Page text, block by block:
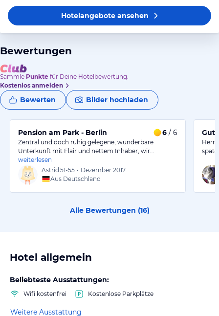
Hotelangeboteansehen
Bewertungen
Sammle Punkte für Deine Hotelbewertung.
Kostenlos anmelden
Bewerten Bilder hochladen
Pension am Park - Berlin 6 / 6
Zentral und doch ruhig gelegene, wunderbare
Unterkunft mit Flair und nettem Inhaber, wir…
weiterlesen
Astrid 51-55 • Dezember 2017
Aus Deutschland
Herr
Alle Bewertungen (16)
Hotel allgemein
Beliebteste Ausstattungen:
Wifi kostenfrei Kostenlose Parkplätze
Weitere Ausstattung